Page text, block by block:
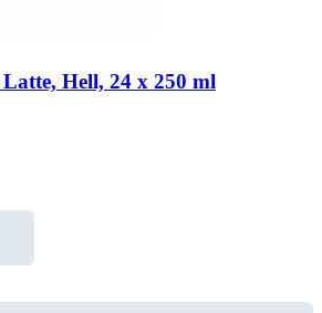
Hell, 24 x 250 ml